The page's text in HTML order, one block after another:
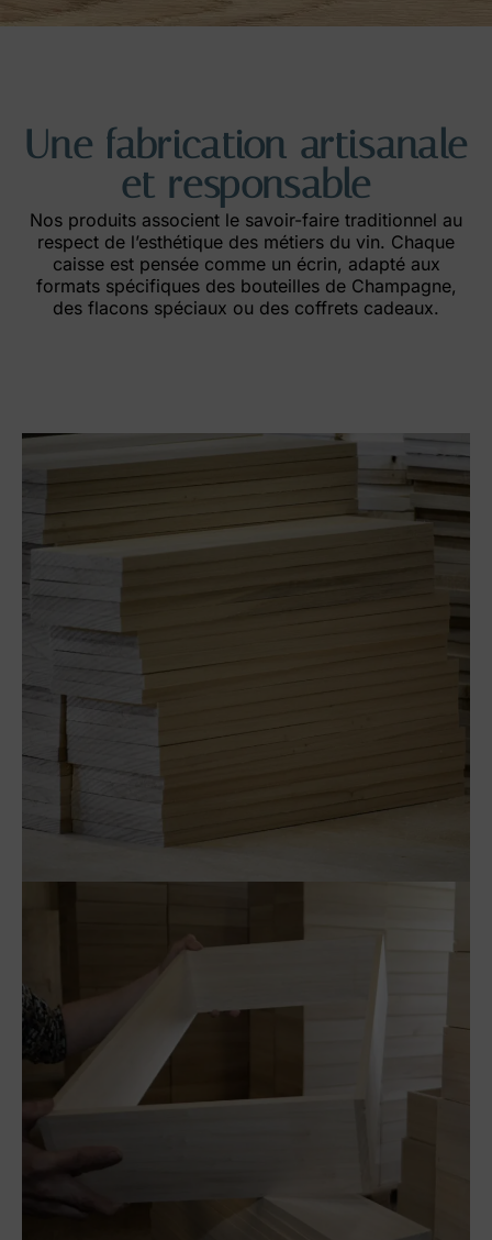
Une fabrication artisanale
et responsable
Nos produits associent le savoir-faire traditionnel au
respect de l’esthétique des métiers du vin. Chaque
caisse est pensée comme un écrin, adapté aux
formats spécifiques des bouteilles de Champagne,
des flacons spéciaux ou des coffrets cadeaux.